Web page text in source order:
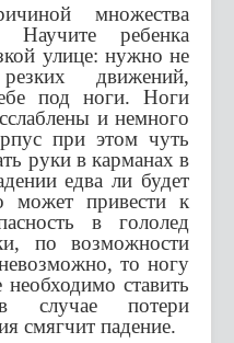
множества
ребенка
улице: нужно не
движений,
под ноги. Ноги
и немного
при этом чуть
руки в карманах в
едва ли будет
может привести к
в гололед
по возможности
то ногу
ставить
случае потери
смягчит падение.